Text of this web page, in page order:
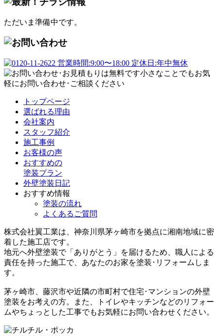
ただいま準備中です。
トップページ
選ばれる理由
会社案内
スタッフ紹介
施工事例
お客様の声
おすすめの
塗装プラン
外壁塗装日記
おすすめ情報
塗装の流れ
よくあるご質問
株式会社翼工業は、神奈川県茅ヶ崎市を拠点に湘南地域に密
着した施工店です。
地元へ外壁塗装で「ありがとう」
を届けるため、職人による
責任を持った施工で、あなたのお家を塗装･リフォームしま
す。
茅ヶ崎市、藤沢市や近隣の市町村で住宅･マンションの外壁
塗装をお考えの方。また、トイレやキッチンなどのリフォー
ムやちょっとした工事でもお気軽にお問い合わせください。